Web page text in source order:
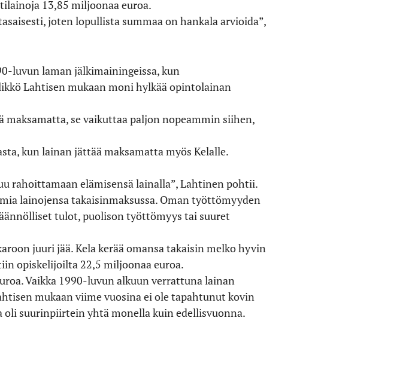
13,85 miljoonaa euroa.
joten lopullista summaa on hankala arvioida”,
luvun laman jälkimainingeissa, kun
Lahtisen mukaan moni hylkää opintolainan
se vaikuttaa paljon nopeammin siihen,
kun lainan jättää maksamatta myös Kelalle.
rahoittamaan elämisensä lainalla”, Lahtinen pohtii.
lainojensa takaisinmaksussa. Oman työttömyyden
tulot, puolison työttömyys tai suuret
juuri jää. Kela kerää omansa takaisin melko hyvin
opiskelijoilta 22,5 miljoonaa euroa.
Vaikka 1990-luvun alkuun verrattuna lainan
mukaan viime vuosina ei ole tapahtunut kovin
suurinpiirtein yhtä monella kuin edellisvuonna.